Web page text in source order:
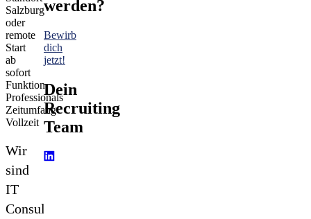
Salzburg
oder
remote
Start
ab
sofort
Funktion
Professionals
Zeitumfang
Vollzeit
Wir
sind
IT
Consultants­
werden?
Bewirb
dich
jetzt!
Dein
Recruiting
Team